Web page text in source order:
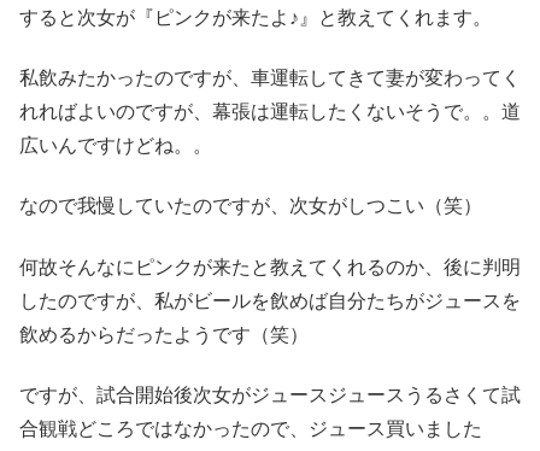
すると次女が『ピンクが来たよ♪』と教えてくれます。
私飲みたかったのですが、車運転してきて妻が変わってく
れればよいのですが、幕張は運転したくないそうで。。道
広いんですけどね。。
なので我慢していたのですが、次女がしつこい（笑）
何故そんなにピンクが来たと教えてくれるのか、後に判明
したのですが、私がビールを飲めば自分たちがジュースを
飲めるからだったようです（笑）
ですが、試合開始後次女がジュースジュースうるさくて試
合観戦どころではなかったので、ジュース買いました